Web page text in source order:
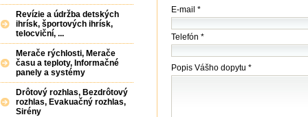
E-mail *
Telefón *
Popis Vášho dopytu *
Revízie a údržba detských
ihrísk, športových ihrísk,
telocviční, ...
Merače rýchlosti, Merače
času a teploty, Informačné
panely a systémy
Drôtový rozhlas, Bezdrôtový
rozhlas, Evakuačný rozhlas,
Sirény